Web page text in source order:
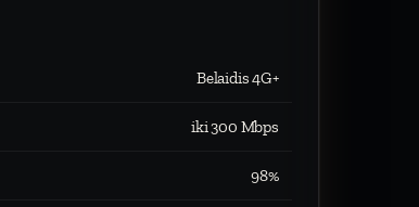
Belaidis 4G+
iki 300 Mbps
98%